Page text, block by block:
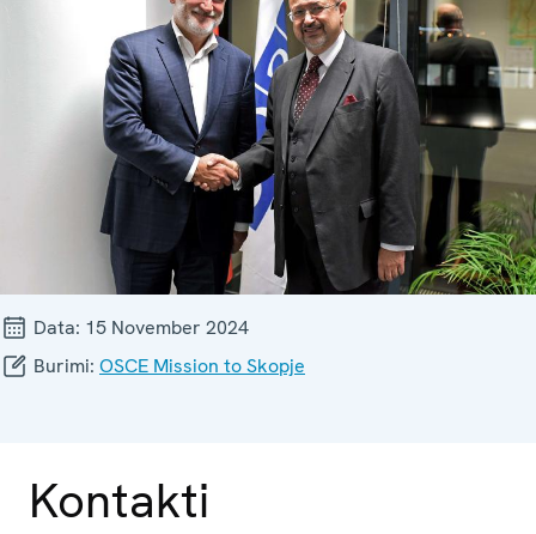
Data: 15 November 2024
Burimi: OSCE Mission to Skopje
Kontakti